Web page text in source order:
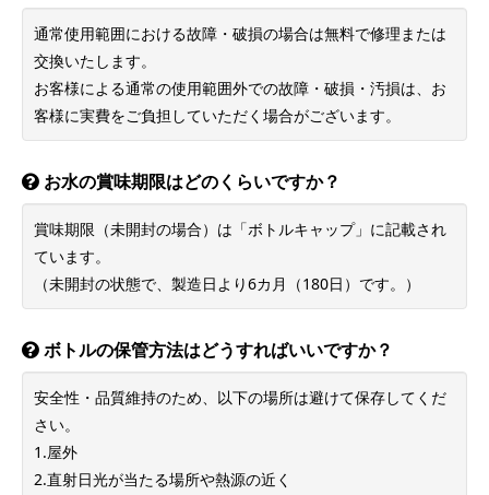
通常使用範囲における故障・破損の場合は無料で修理または
交換いたします。
お客様による通常の使用範囲外での故障・破損・汚損は、お
客様に実費をご負担していただく場合がございます。
お水の賞味期限はどのくらいですか？
賞味期限（未開封の場合）は「ボトルキャップ」に記載され
ています。
（未開封の状態で、製造日より6カ月（180日）です。）
ボトルの保管方法はどうすればいいですか？
安全性・品質維持のため、以下の場所は避けて保存してくだ
さい。
1.屋外
2.直射日光が当たる場所や熱源の近く